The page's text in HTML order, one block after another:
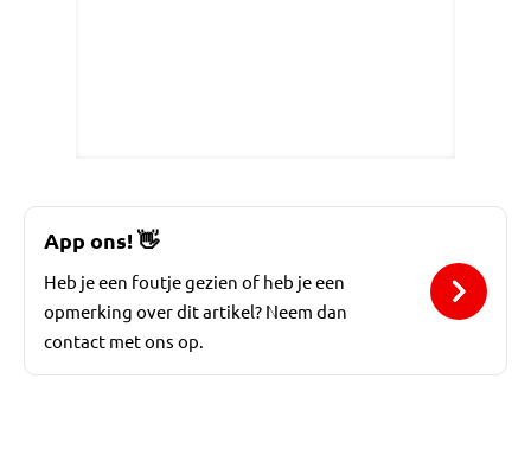
App ons!👋
Heb je een foutje gezien of heb je een
opmerking over dit artikel? Neem dan
contact met ons op.